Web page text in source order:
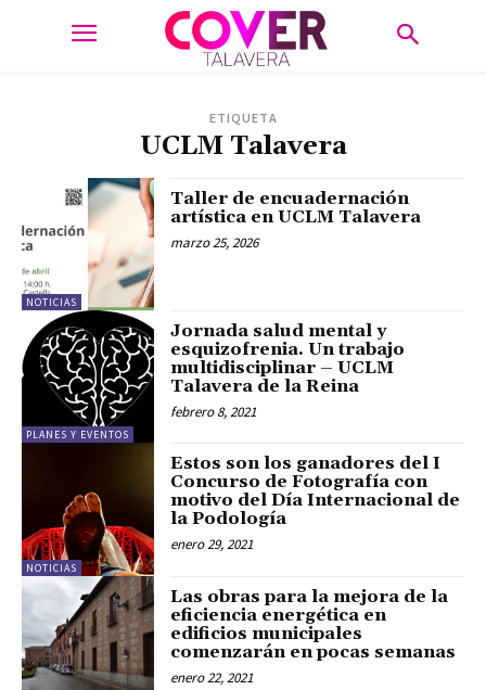
ETIQUETA
UCLM Talavera
NOTICIAS
Taller de encuadernación
artística en UCLM Talavera
marzo 25, 2026
PLANES Y EVENTOS
Jornada salud mental y
esquizofrenia. Un trabajo
multidisciplinar – UCLM
Talavera de la Reina
febrero 8, 2021
NOTICIAS
Estos son los ganadores del I
Concurso de Fotografía con
motivo del Día Internacional de
la Podología
enero 29, 2021
Las obras para la mejora de la
eficiencia energética en
edificios municipales
comenzarán en pocas semanas
enero 22, 2021